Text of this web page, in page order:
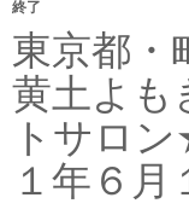
ン
ツ
へ
移
動
終了
東京都・
黄土よも
トサロ
１年６月